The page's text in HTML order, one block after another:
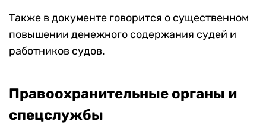
Также в документе говорится о существенном
повышении денежного содержания судей и
работников судов.
Правоохранительные органы и
спецслужбы